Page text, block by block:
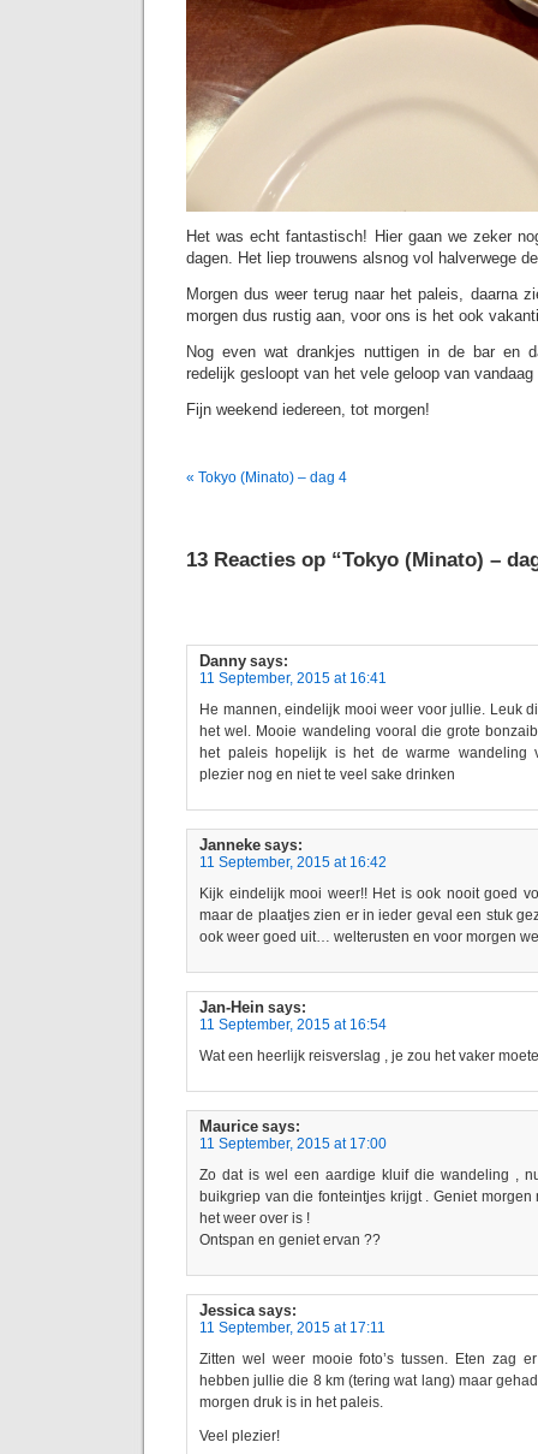
Het was echt fantastisch! Hier gaan we zeker
dagen. Het liep trouwens alsnog vol halverwege
Morgen dus weer terug naar het paleis, daarna
morgen dus rustig aan, voor ons is het ook
Nog even wat drankjes nuttigen in de bar en
redelijk gesloopt van het vele geloop van
Fijn weekend iedereen, tot morgen!
« Tokyo (Minato) – dag 4
13 Reacties op “Tokyo (Minato) –
Danny says:
11 September, 2015 at 16:41
He mannen, eindelijk mooi weer voor jullie. Leuk
het wel. Mooie wandeling vooral die grote
het paleis hopelijk is het de warme wandeling
plezier nog en niet te veel sake drinken
Janneke says:
11 September, 2015 at 16:42
Kijk eindelijk mooi weer!! Het is ook nooit goed
maar de plaatjes zien er in ieder geval een stuk
ook weer goed uit… welterusten en voor morgen
Jan-Hein says:
11 September, 2015 at 16:54
Wat een heerlijk reisverslag , je zou het vaker
Maurice says:
11 September, 2015 at 17:00
Zo dat is wel een aardige kluif die wandeling ,
buikgriep van die fonteintjes krijgt . Geniet
het weer over is !
Ontspan en geniet ervan ??
Jessica says:
11 September, 2015 at 17:11
Zitten wel weer mooie foto’s tussen. Eten zag
hebben jullie die 8 km (tering wat lang) maar
morgen druk is in het paleis.
Veel plezier!